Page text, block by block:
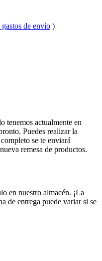
gastos de envío )
tenemos actualmente en
Puedes realizar la
se te enviará
remesa de productos.
en nuestro almacén. ¡La
de entrega puede variar si se